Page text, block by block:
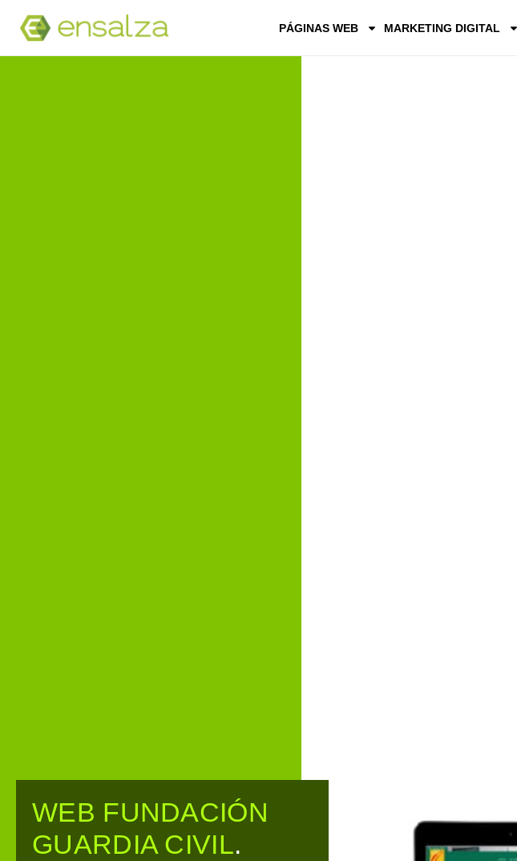
PÁGINAS WEB MARKETING DIGITAL
WEB FUNDACIÓN
GUARDIA CIVIL.